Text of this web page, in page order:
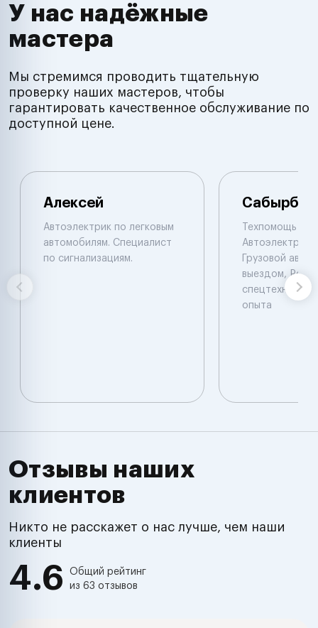
У нас надёжные
мастера
Мы стремимся проводить тщательную
проверку наших мастеров, чтобы
гарантировать качественное обслуживание по
доступной цене.
Алексей
Автоэлектрик по легковым
автомобилям. Специалист
по сигнализациям.
Сабырбек
Техпомощь на
Автоэлектрик
Грузовой
выездом,
спецтехники
опыта
Отзывы наших
клиентов
Никто не расскажет о нас лучше, чем наши
клиенты
4.6
Общий рейтинг
из 63 отзывов